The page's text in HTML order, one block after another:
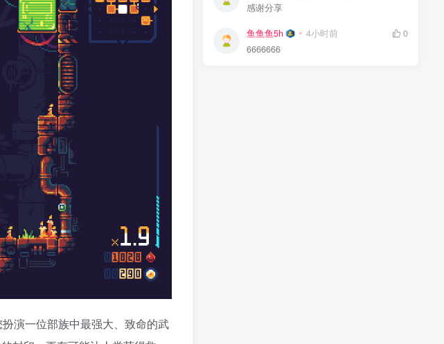
演一位部族中最强大、致命的武
感谢分享
鱼鱼鱼5h 4小时前
0
6666666